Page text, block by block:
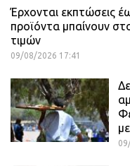
Έρχονται εκπτώσεις
προϊόντα μπαίνουν
τιμών
09/08/2026 17:41